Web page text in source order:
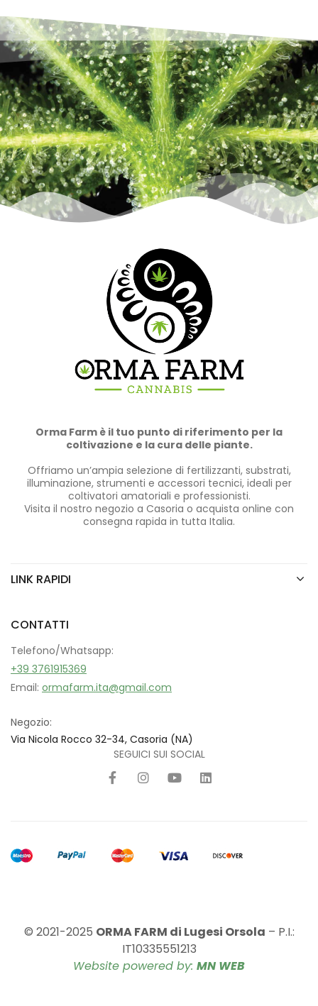
Orma Farm è il tuo punto di riferimento per la
coltivazione e la cura delle piante.
Offriamo un’ampia selezione di fertilizzanti, substrati,
illuminazione, strumenti e accessori tecnici, ideali per
coltivatori amatoriali e professionisti.
Visita il nostro negozio a Casoria o acquista online con
consegna rapida in tutta Italia.
LINK RAPIDI
CONTATTI
Telefono/Whatsapp:
+39 3761915369
Email: ormafarm.ita@gmail.com
Negozio:
Via Nicola Rocco 32-34, Casoria (NA)
SEGUICI SUI SOCIAL
© 2021-2025 ORMA FARM di Lugesi Orsola – P.I.:
IT10335551213
Website powered by: MN WEB